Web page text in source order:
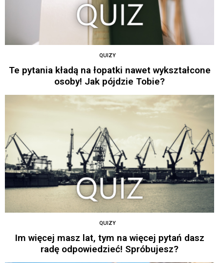
QUIZY
Te pytania kładą na łopatki nawet wykształcone
osoby! Jak pójdzie Tobie?
QUIZY
Im więcej masz lat, tym na więcej pytań dasz
radę odpowiedzieć! Spróbujesz?